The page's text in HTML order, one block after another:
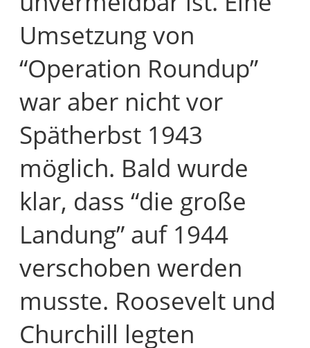
Umsetzung von
“Operation Roundup”
war aber nicht vor
Spätherbst 1943
möglich. Bald wurde
klar, dass “die große
Landung” auf 1944
verschoben werden
musste. Roosevelt und
Churchill legten